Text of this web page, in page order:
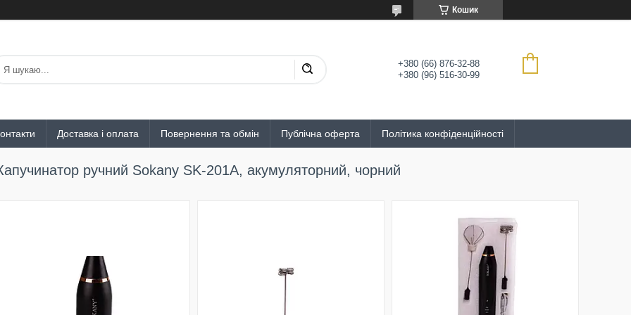
Кошик
+380 (66) 876-32-88
+380 (96) 516-30-99
Доставка і оплата Повернення та обмін Публічна оферта Політика конфіденційності
ручний Sokany SK-201A, акумуляторний, чорний